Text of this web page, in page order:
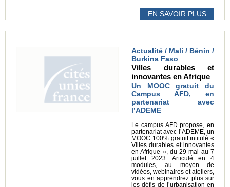
EN SAVOIR PLUS
Actualité / Mali / Bénin /
Burkina Faso
Villes durables et
innovantes en Afrique
Un MOOC gratuit du
Campus AFD, en
partenariat avec
l’ADEME
Le campus AFD propose, en
partenariat avec l’ADEME, un
MOOC 100% gratuit intitulé «
Villes durables et innovantes
en Afrique », du 29 mai au 7
juillet 2023. Articulé en 4
modules, au moyen de
vidéos, webinaires et ateliers,
vous en apprendrez plus sur
les défis de l’urbanisation en